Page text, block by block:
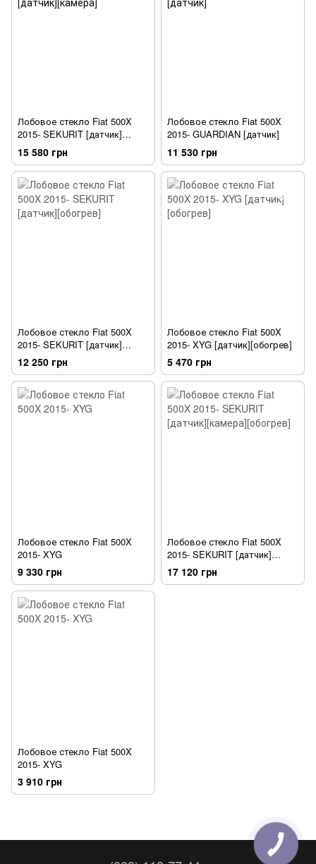
Лобовое стекло Fiat 500X
2015- SEKURIT [датчик]
[камера]
15 580 грн
Лобовое стекло Fiat 500X
2015- GUARDIAN [датчик]
11 530 грн
Лобовое стекло Fiat 500X
2015- SEKURIT [датчик]
[обогрев]
12 250 грн
Лобовое стекло Fiat 500X
2015- XYG [датчик][обогрев]
5 470 грн
Лобовое стекло Fiat 500X
2015- XYG
9 330 грн
Лобовое стекло Fiat 500X
2015- SEKURIT [датчик]
[камера][обогрев]
17 120 грн
Лобовое стекло Fiat 500X
2015- XYG
3 910 грн